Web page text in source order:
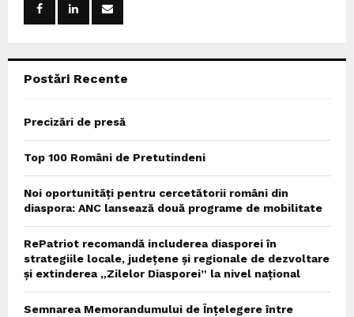
Postări Recente
Precizări de presă
Top 100 Români de Pretutindeni
Noi oportunități pentru cercetătorii români din
diaspora: ANC lansează două programe de mobilitate
RePatriot recomandă includerea diasporei în
strategiile locale, județene și regionale de dezvoltare
și extinderea „Zilelor Diasporei” la nivel național
Semnarea Memorandumului de Înțelegere între